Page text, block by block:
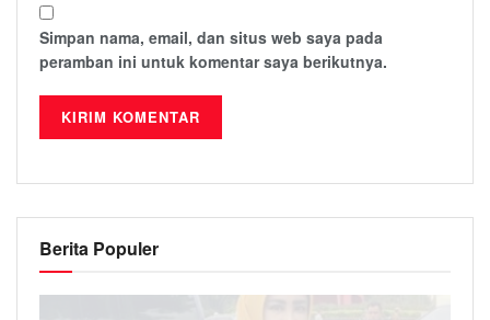
Simpan nama, email, dan situs web saya pada
peramban ini untuk komentar saya berikutnya.
Berita Populer